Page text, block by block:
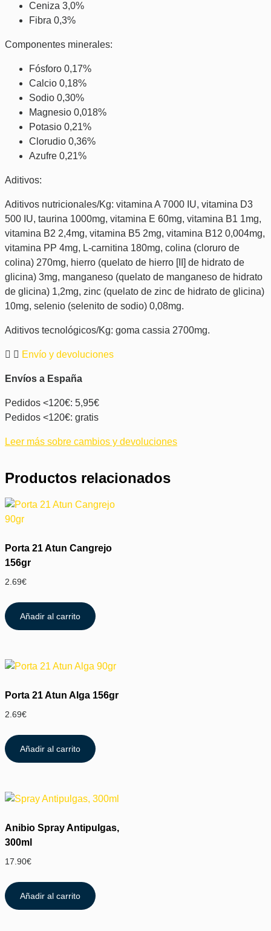
Ceniza 3,0%
Fibra 0,3%
Componentes minerales:
Fósforo 0,17%
Calcio 0,18%
Sodio 0,30%
Magnesio 0,018%
Potasio 0,21%
Clorudio 0,36%
Azufre 0,21%
Aditivos:
Aditivos nutricionales/Kg: vitamina A 7000 IU, vitamina D3
500 IU, taurina 1000mg, vitamina E 60mg, vitamina B1 1mg,
vitamina B2 2,4mg, vitamina B5 2mg, vitamina B12 0,004mg,
vitamina PP 4mg, L-carnitina 180mg, colina (cloruro de
colina) 270mg, hierro (quelato de hierro [II] de hidrato de
glicina) 3mg, manganeso (quelato de manganeso de hidrato
de glicina) 1,2mg, zinc (quelato de zinc de hidrato de glicina)
10mg, selenio (selenito de sodio) 0,08mg.
Aditivos tecnológicos/Kg: goma cassia 2700mg.
Envío y devoluciones
Envíos a España
Pedidos <120€: 5,95€
Pedidos <120€: gratis
Leer más sobre cambios y devoluciones
Productos relacionados
Porta 21 Atun Cangrejo
156gr
2.69€
Añadir al carrito
Porta 21 Atun Alga 156gr
2.69€
Añadir al carrito
Anibio Spray Antipulgas,
300ml
17.90€
Añadir al carrito